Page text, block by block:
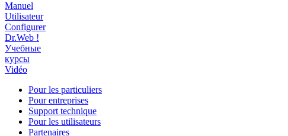
Manuel
Utilisateur
Configurer
Dr.Web !
Учебные
курсы
Vidéo
Pour les particuliers
Pour entreprises
Support technique
Pour les utilisateurs
Partenaires